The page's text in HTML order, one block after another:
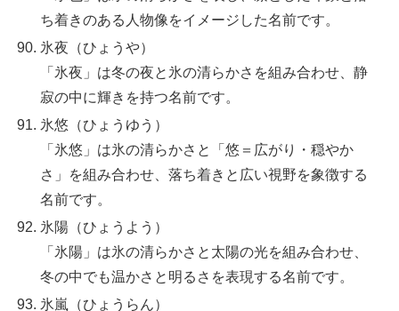
ち着きのある人物像をイメージした名前です。
氷夜（ひょうや）
「氷夜」は冬の夜と氷の清らかさを組み合わせ、静
寂の中に輝きを持つ名前です。
氷悠（ひょうゆう）
「氷悠」は氷の清らかさと「悠＝広がり・穏やか
さ」を組み合わせ、落ち着きと広い視野を象徴する
名前です。
氷陽（ひょうよう）
「氷陽」は氷の清らかさと太陽の光を組み合わせ、
冬の中でも温かさと明るさを表現する名前です。
氷嵐（ひょうらん）